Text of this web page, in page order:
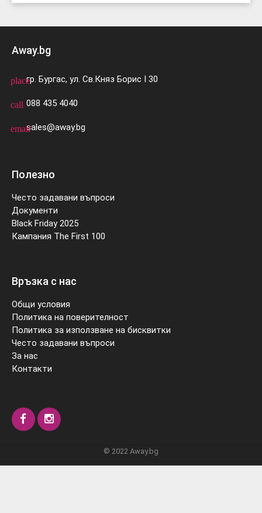
Away.bg
placeгр. Бургас, ул. Св.Княз Борис I 30
call 088 435 4040
emailsales@away.bg
Полезно
Често задавани въпроси
Документи
Black Friday 2025
Кампания The First 100
Връзка с нас
Общи условия
Политика на поверителност
Политика за използване на бисквитки
Често задавани въпроси
За нас
Контакти
© 2022 Away.bg